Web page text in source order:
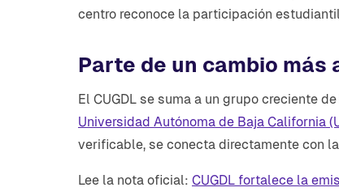
centro reconoce la participación
Parte de un cambio
El CUGDL se suma a un grupo creciente
Universidad Autónoma de Baja California
verificable, se conecta directamente con la
Lee la nota oficial: CUGDL fortalece la